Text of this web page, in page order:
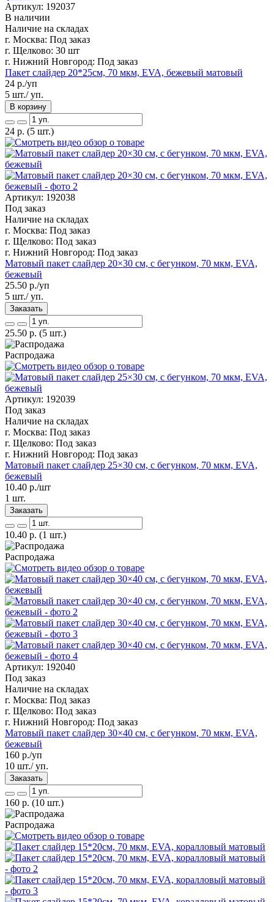
Артикул: 192037
В наличии
Наличие на складах
г. Москва: Под заказ
г. Щелково: 30 шт
г. Нижний Новгород: Под заказ
Пакет слайдер 20*25см, 70 мкм, EVA, бежевый матовый
24 р./уп
5 шт./ уп.
В корзину
24 р. (5 шт.)
Артикул: 192038
Под заказ
Наличие на складах
г. Москва: Под заказ
г. Щелково: Под заказ
г. Нижний Новгород: Под заказ
Матовый пакет слайдер 20×30 см, с бегунком, 70 мкм, EVA,
бежевый
25.50 р./уп
5 шт./ уп.
Заказать
25.50 р. (5 шт.)
Распродажа
Артикул: 192039
Под заказ
Наличие на складах
г. Москва: Под заказ
г. Щелково: Под заказ
г. Нижний Новгород: Под заказ
Матовый пакет слайдер 25×30 см, с бегунком, 70 мкм, EVA,
бежевый
10.40 р./шт
1 шт.
Заказать
10.40 р. (1 шт.)
Распродажа
Артикул: 192040
Под заказ
Наличие на складах
г. Москва: Под заказ
г. Щелково: Под заказ
г. Нижний Новгород: Под заказ
Матовый пакет слайдер 30×40 см, с бегунком, 70 мкм, EVA,
бежевый
160 р./уп
10 шт./ уп.
Заказать
160 р. (10 шт.)
Распродажа